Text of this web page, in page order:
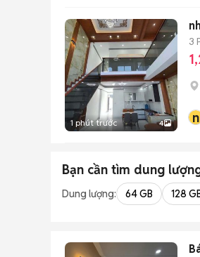
1 phút trước 4
3
n
Bạn cần tìm dung
Dung lượng: 64 GB 128